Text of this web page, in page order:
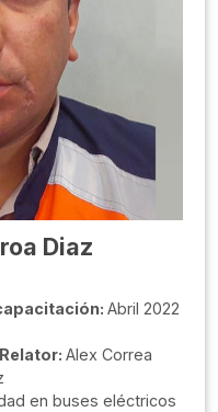
Diaz
Abril 2022
Relator: Alex Correa
en buses eléctricos